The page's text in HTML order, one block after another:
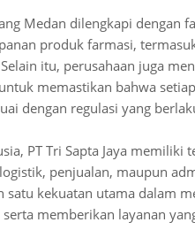
Medan dilengkapi dengan
produk farmasi,
itu, perusahaan juga
memastikan bahwa
dengan regulasi yang
PT Tri Sapta Jaya memiliki
penjualan, maupun
satu kekuatan utama dalam
memberikan layanan